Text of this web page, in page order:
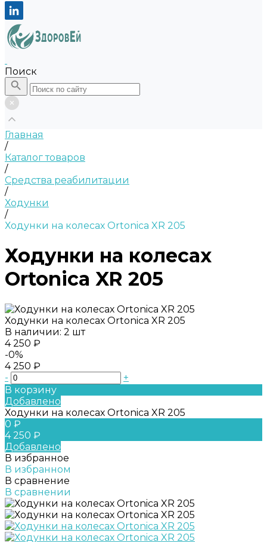
Поиск
Главная
/
Каталог товаров
/
Средства реабилитации
/
Ходунки
/
Ходунки на колесах Ortonica XR 205
Ходунки на колесах
Ortonica XR 205
Ходунки на колесах Ortonica XR 205
В наличии: 2 шт
4 250 ₽
-0%
4 250 ₽
-
+
В корзину
Добавлено
Ходунки на колесах Ortonica XR 205
0 ₽
4 250 ₽
Добавлено
В избранное
В избранном
В сравнение
В сравнении